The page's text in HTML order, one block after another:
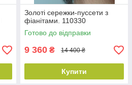
Золоті сережки-пуссети з
фіанітами. 110330
Готово до відправки
9 360 ₴ 14 400 ₴
Купити